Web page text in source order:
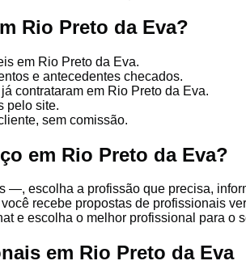
Rio Preto da Eva?
em Rio Preto da Eva.
e antecedentes checados.
contrataram em Rio Preto da Eva.
pelo site.
sem comissão.
em Rio Preto da Eva?
escolha a profissão que precisa,
recebe propostas de profissionais
e escolha o melhor profissional para o
em Rio Preto da Eva